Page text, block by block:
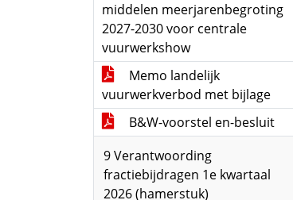
middelen meerjarenbegroting
2027-2030 voor centrale
vuurwerkshow
Memo landelijk
vuurwerkverbod met bijlage
B&W-voorstel en-besluit
9 Verantwoording
fractiebijdragen 1e kwartaal
2026 (hamerstuk)